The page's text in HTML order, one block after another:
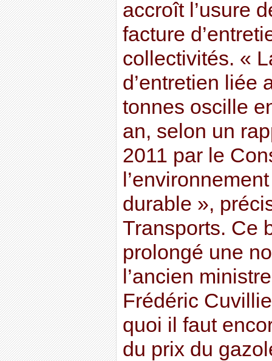
accroît l’usure
facture
collectivités. «
d’entretien liée
tonnes oscille
an, selon un
2011 par le
durable »,
Transports. Ce
prolongé une
l’ancien
Frédéric
quoi il faut
du prix du